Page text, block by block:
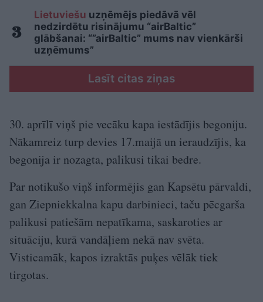
Lietuviešu uzņēmējs piedāvā vēl
nedzirdētu risinājumu “airBaltic”
glābšanai: “”airBaltic” mums nav vienkārši
uzņēmums”
Lasīt citas ziņas
30. aprīlī viņš pie vecāku kapa iestādījis begoniju.
Nākamreiz turp devies 17.maijā un ieraudzījis, ka
begonija ir nozagta, palikusi tikai bedre.
Par notikušo viņš informējis gan Kapsētu pārvaldi,
gan Ziepniekkalna kapu darbinieci, taču pēcgarša
palikusi patiešām nepatīkama, saskaroties ar
situāciju, kurā vandāļiem nekā nav svēta.
Visticamāk, kapos izraktās puķes vēlāk tiek
tirgotas.